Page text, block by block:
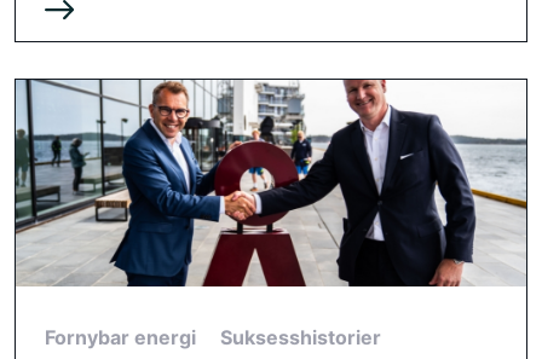
Fornybar energi
Suksesshistorier